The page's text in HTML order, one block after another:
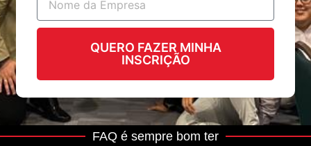
QUERO FAZER MINHA
INSCRIÇÃO
FAQ é sempre bom ter